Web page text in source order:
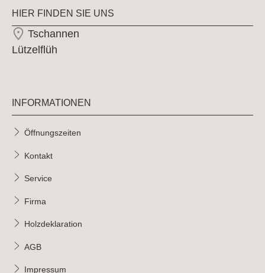
HIER FINDEN SIE UNS
Tschannen
Lützelflüh
INFORMATIONEN
Öffnungszeiten
Kontakt
Service
Firma
Holzdeklaration
AGB
Impressum